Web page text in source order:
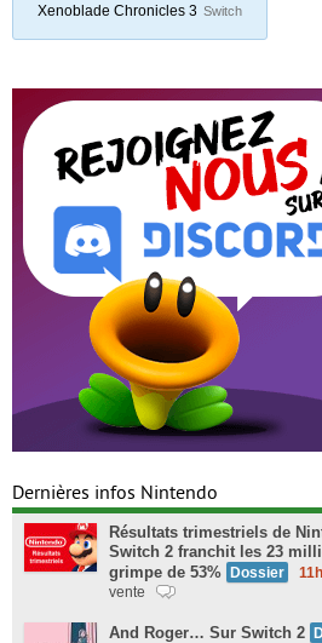
Xenoblade Chronicles 3 Switch
Dernières infos Nintendo
Résultats trimestriels de
Switch 2 franchit les 23
grimpe de 53% Dossier
vente
And Roger… Sur Switch 2